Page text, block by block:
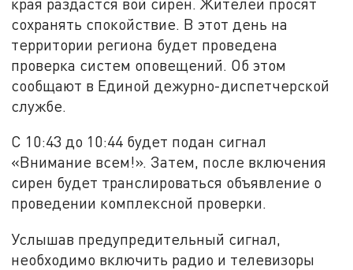
сохранять спокойствие. В этот день на
территории региона будет проведена
проверка систем оповещений. Об этом
сообщают в Единой дежурно-диспетчерской
службе.
С 10:43 до 10:44 будет подан сигнал
«Внимание всем!». Затем, после включения
сирен будет транслироваться объявление о
проведении комплексной проверки.
Услышав предупредительный сигнал,
необходимо включить радио и телевизоры